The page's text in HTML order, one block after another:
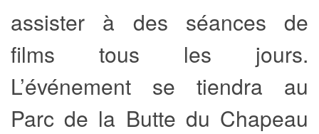
assister à des séances de
films tous les jours.
L’événement se tiendra au
Parc de la Butte du Chapeau